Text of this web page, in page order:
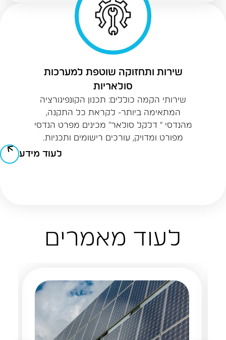
שירות ותחזוקה שוטפת למערכות
סולאריות
שירותי הקמה כוללים: תכנון הקונפיגורציה
המתאימה ביותר- לקראת כל התקנה,
מהנדסי “ דלקל סולאר” מכינים מפרט הנדסי
מפורט ומדויק, עורכים רישומים ותכניות.
לעוד מידע
לעוד מאמרים